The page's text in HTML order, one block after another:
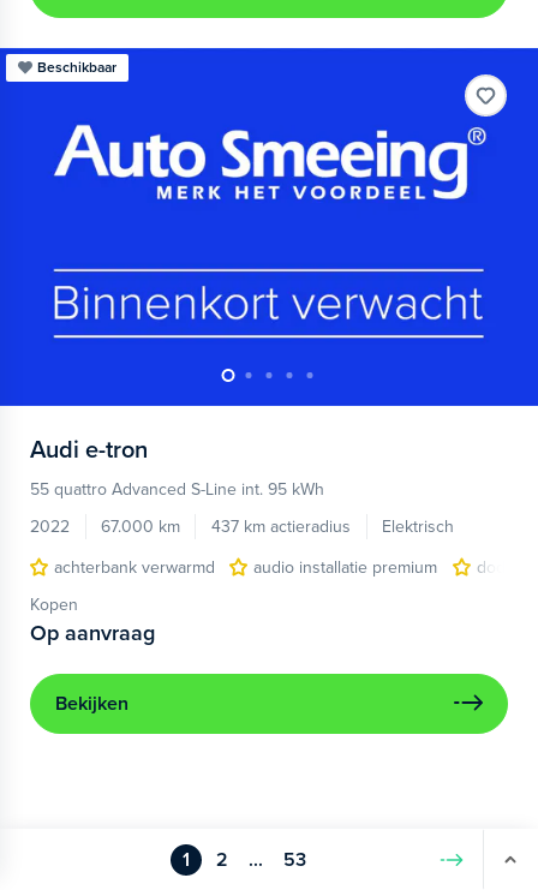
Beschikbaar
Audi e-tron
55 quattro Advanced S-Line int. 95 kWh
2022
67.000 km 437 km actieradius
Elektrisch
achterbank verwarmd
audio installatie premium
Kopen
Op aanvraag
Bekijken
1 2 ... 53 Volgende